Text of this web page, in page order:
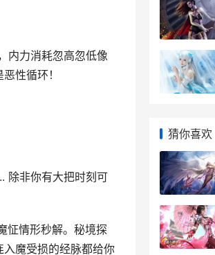
内力消耗忽高忽低像
性循环！
除非你有大把时刻可
怔情形秒解。秘境探
魔受损的经脉都给你
猜你喜欢